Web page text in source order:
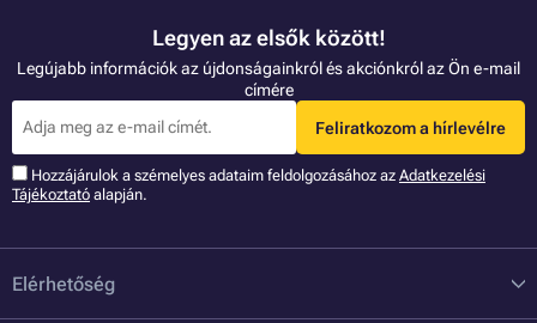
Legyen az elsők között!
Legújabb információk az újdonságainkról és akciónkról az Ön e-mail
címére
Feliratkozom a hírlevélre
Hozzájárulok a szémelyes adataim feldolgozásához az Adatkezelési
Tájékoztató alapján.
Elérhetőség